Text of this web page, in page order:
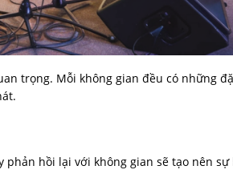
trọng. Mỗi không gian đều có những
hồi lại với không gian sẽ tạo nên sự